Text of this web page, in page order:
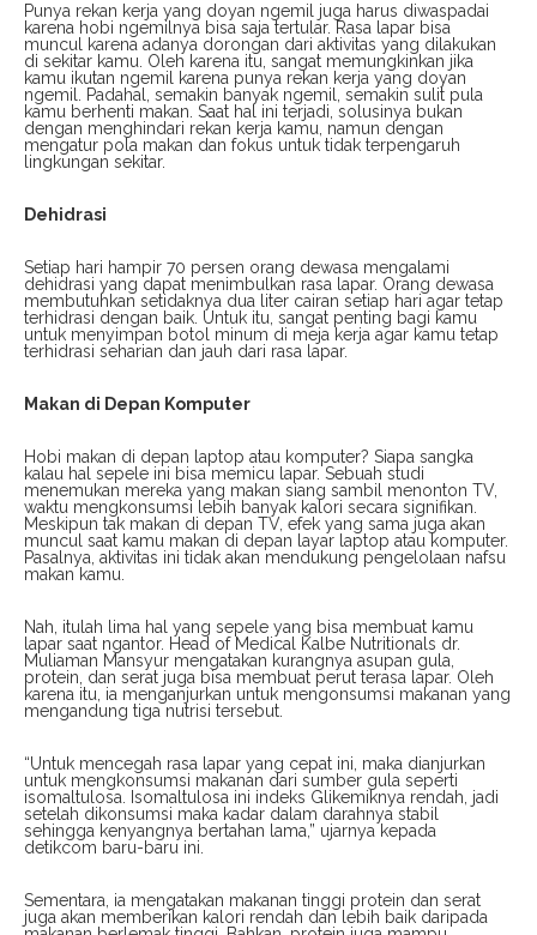
Punya rekan kerja yang doyan ngemil juga harus diwaspadai
karena hobi ngemilnya bisa saja tertular. Rasa lapar bisa
muncul karena adanya dorongan dari aktivitas yang dilakukan
di sekitar kamu. Oleh karena itu, sangat memungkinkan jika
kamu ikutan ngemil karena punya rekan kerja yang doyan
ngemil. Padahal, semakin banyak ngemil, semakin sulit pula
kamu berhenti makan. Saat hal ini terjadi, solusinya bukan
dengan menghindari rekan kerja kamu, namun dengan
mengatur pola makan dan fokus untuk tidak terpengaruh
lingkungan sekitar.
Dehidrasi
Setiap hari hampir 70 persen orang dewasa mengalami
dehidrasi yang dapat menimbulkan rasa lapar. Orang dewasa
membutuhkan setidaknya dua liter cairan setiap hari agar tetap
terhidrasi dengan baik. Untuk itu, sangat penting bagi kamu
untuk menyimpan botol minum di meja kerja agar kamu tetap
terhidrasi seharian dan jauh dari rasa lapar.
Makan di Depan Komputer
Hobi makan di depan laptop atau komputer? Siapa sangka
kalau hal sepele ini bisa memicu lapar. Sebuah studi
menemukan mereka yang makan siang sambil menonton TV,
waktu mengkonsumsi lebih banyak kalori secara signifikan.
Meskipun tak makan di depan TV, efek yang sama juga akan
muncul saat kamu makan di depan layar laptop atau komputer.
Pasalnya, aktivitas ini tidak akan mendukung pengelolaan nafsu
makan kamu.
Nah, itulah lima hal yang sepele yang bisa membuat kamu
lapar saat ngantor. Head of Medical Kalbe Nutritionals dr.
Muliaman Mansyur mengatakan kurangnya asupan gula,
protein, dan serat juga bisa membuat perut terasa lapar. Oleh
karena itu, ia menganjurkan untuk mengonsumsi makanan yang
mengandung tiga nutrisi tersebut.
“Untuk mencegah rasa lapar yang cepat ini, maka dianjurkan
untuk mengkonsumsi makanan dari sumber gula seperti
isomaltulosa. Isomaltulosa ini indeks Glikemiknya rendah, jadi
setelah dikonsumsi maka kadar dalam darahnya stabil
sehingga kenyangnya bertahan lama,” ujarnya kepada
detikcom baru-baru ini.
Sementara, ia mengatakan makanan tinggi protein dan serat
juga akan memberikan kalori rendah dan lebih baik daripada